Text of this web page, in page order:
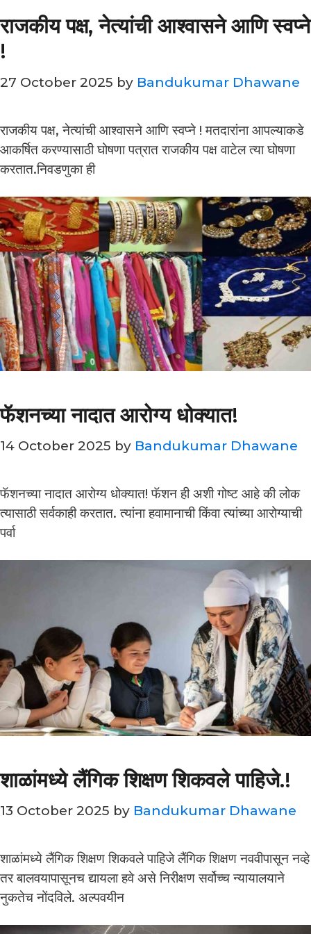
राजकीय पक्ष, नेत्यांची आश्वासने आणि स्वप्ने
!
27 October 2025 by Bandukumar Dhawane
राजकीय पक्ष, नेत्यांची आश्वासने आणि स्वप्ने ! मतदारांना आपल्याकडे
आकर्षित करण्यासाठी घोषणा पत्रात राजकीय पक्ष वाटेल त्या घोषणा
करतात.निवडणुका ही
फॅशनच्या नादात आरोग्य धोक्यात!
14 October 2025 by Bandukumar Dhawane
फॅशनच्या नादात आरोग्य धोक्यात! फॅशन ही अशी गोष्ट आहे की लोक
त्यासाठी सर्वकाही करतात. त्यांना हवामानाची किंवा त्यांच्या आरोग्याची
पर्वा
शाळांमध्ये लैंगिक शिक्षण शिकवले पाहिजे.!
13 October 2025 by Bandukumar Dhawane
शाळांमध्ये लैंगिक शिक्षण शिकवले पाहिजे लैंगिक शिक्षण नववीपासून नव्हे
तर बालवयापासूनच द्यायला हवे असे निरीक्षण सर्वोच्च न्यायालयाने
नुकतेच नोंदविले. अल्पवयीन